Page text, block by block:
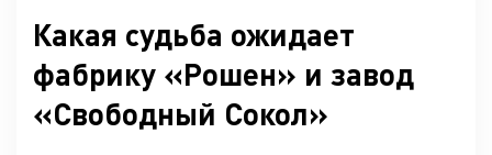
Какая судьба ожидает
фабрику «Рошен» и завод
«Свободный Сокол»